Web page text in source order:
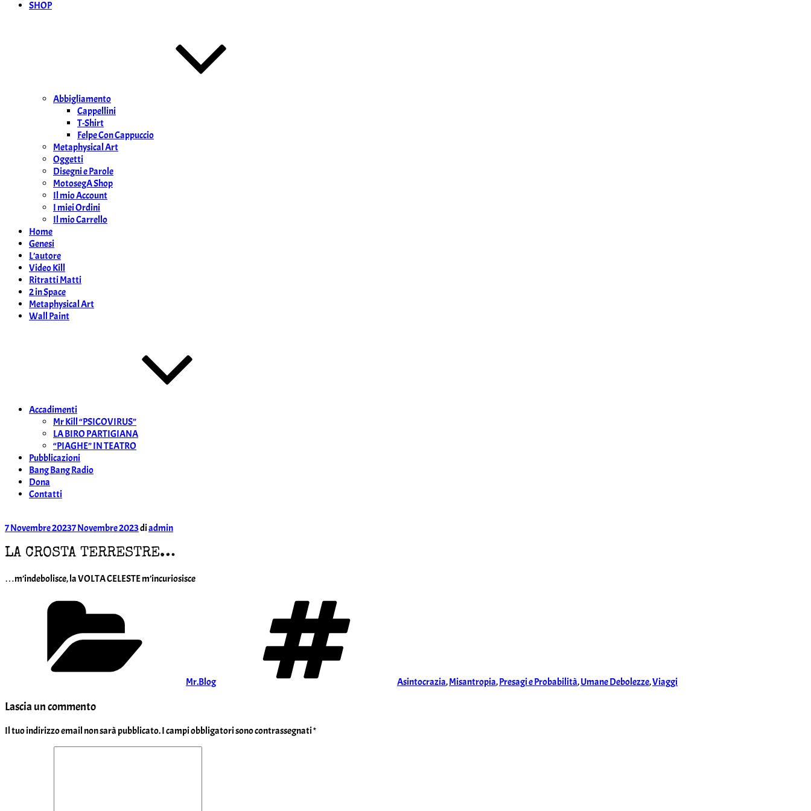
SHOP
Abbigliamento
Cappellini
T-Shirt
Felpe Con Cappuccio
Metaphysical Art
Oggetti
Disegni e Parole
MotosegA Shop
Il mio Account
I miei Ordini
Il mio Carrello
Home
Genesi
L’autore
Video Kill
Ritratti Matti
2 in Space
Metaphysical Art
Wall Paint
Accadimenti
Mr Kill “PSICOVIRUS”
LA BIRO PARTIGIANA
“PIAGHE” IN TEATRO
Pubblicazioni
Bang Bang Radio
Dona
Contatti
Pubblicato
7 Novembre 20237 Novembre 2023diadmin
LA CROSTA TERRESTRE…
…m’indebolisce, la VOLTA CELESTE m’incuriosisce
Mr.Blog Asintocrazia,Misantropia,Presagi e Probabilità,Umane Debolezze,Viaggi
Lascia un commento
Il tuo indirizzo email non sarà pubblicato.I campi obbligatori sono contrassegnati*